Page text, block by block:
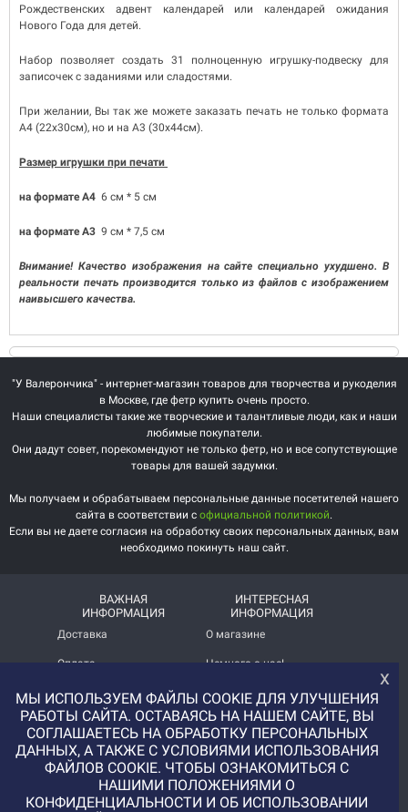
Рождественских адвент календарей или календарей ожидания
Нового Года для детей.
Набор позволяет создать 31 полноценную игрушку-подвеску для
записочек с заданиями или сладостями.
При желании, Вы так же можете заказать печать не только формата
A4 (22х30см), но и на A3 (30х44см).
Размер игрушки при печати
на формате А4 6 см * 5 см
на формате А3 9 см * 7,5 см
Внимание! Качество изображения на сайте специально ухудшено. В
реальности печать производится только из файлов с изображением
наивысшего качества.
"У Валерончика" - интернет-магазин товаров для творчества и рукоделия
в Москве, где фетр купить очень просто.
Наши специалисты такие же творческие и талантливые люди, как и наши
любимые покупатели.
Они дадут совет, порекомендуют не только фетр, но и все сопутствующие
товары для вашей задумки.
Мы получаем и обрабатываем персональные данные посетителей нашего
сайта в соответствии с официальной политикой.
Если вы не даете согласия на обработку своих персональных данных, вам
необходимо покинуть наш сайт.
ВАЖНАЯ
ИНФОРМАЦИЯ
Доставка
Оплата
Помощь
Политика
конфиденциальности
ИНТЕРЕСНАЯ
ИНФОРМАЦИЯ
О магазине
Немного о нас!
Отзывы о магазине
Услуга печати на фетре
и вопросы АП
+7 (977) 329-12-08
info@uvaleronchika.ru
х
МЫ ИСПОЛЬЗУЕМ ФАЙЛЫ COOKIE ДЛЯ УЛУЧШЕНИЯ
РАБОТЫ САЙТА. ОСТАВАЯСЬ НА НАШЕМ САЙТЕ, ВЫ
СОГЛАШАЕТЕСЬ НА ОБРАБОТКУ ПЕРСОНАЛЬНЫХ
ДАННЫХ, А ТАКЖЕ С УСЛОВИЯМИ ИСПОЛЬЗОВАНИЯ
ФАЙЛОВ COOKIE. ЧТОБЫ ОЗНАКОМИТЬСЯ С
НАШИМИ ПОЛОЖЕНИЯМИ О
КОНФИДЕНЦИАЛЬНОСТИ И ОБ ИСПОЛЬЗОВАНИИ